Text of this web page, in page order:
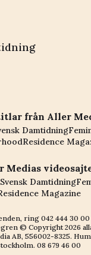
från Aller
Damtidning
Residence
Medias
Svensk Damtidning
Magazine
ring 042 444 30 00
© Copyright2026
AB, 556002-8325.
08 679 46 00